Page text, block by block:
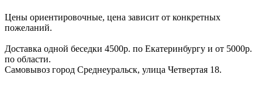
Цены ориентировочные, цена зависит от конкретных
пожеланий.
Доставка одной беседки 4500р. по Екатеринбургу и от 5000р.
по области.
Самовывоз город Среднеуральск, улица Четвертая 18.